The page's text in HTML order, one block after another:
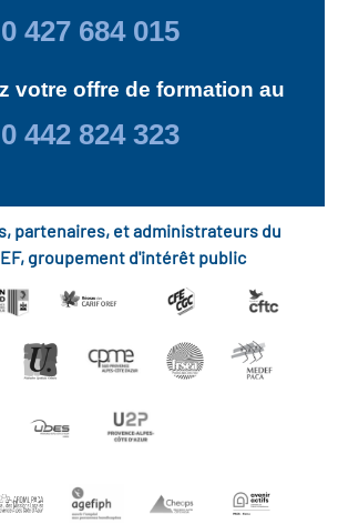
0 427 684 015
votre offre de formation au
0 442 824 323
partenaires, et administrateurs du
groupement d'intérêt public